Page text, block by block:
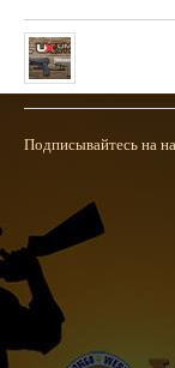
Подписывайтесь на